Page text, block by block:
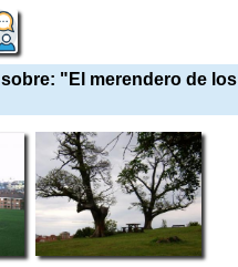
sobre: "El merendero de los